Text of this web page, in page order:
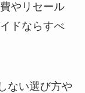
やリセール
ドならすべ
ない選び方や